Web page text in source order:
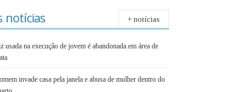
notícias + notícias
usada na execução de jovem é abandonada em área de
invade casa pela janela e abusa de mulher dentro do